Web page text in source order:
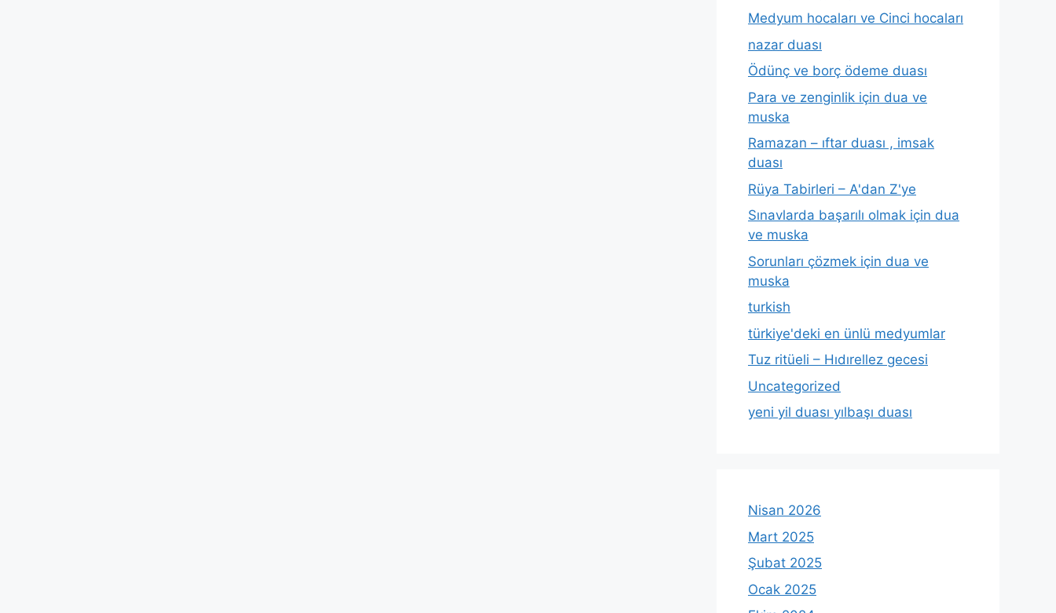
Medyum hocaları ve Cinci hocaları
nazar duası
Ödünç ve borç ödeme duası
Para ve zenginlik için dua ve
muska
Ramazan – ıftar duası , imsak
duası
Rüya Tabirleri – A'dan Z'ye
Sınavlarda başarılı olmak için dua
ve muska
Sorunları çözmek için dua ve
muska
turkish
türkiye'deki en ünlü medyumlar
Tuz ritüeli – Hıdırellez gecesi
Uncategorized
yeni yil duası yılbaşı duası
Nisan 2026
Mart 2025
Şubat 2025
Ocak 2025